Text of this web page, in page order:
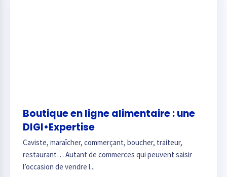
Boutique en ligne alimentaire : une
DIGI•Expertise
Caviste, maraîcher, commerçant, boucher, traiteur,
restaurant… Autant de commerces qui peuvent saisir
l’occasion de vendre l...